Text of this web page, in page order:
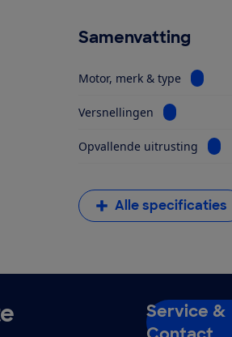
Samenvatting
Motor, merk & type Bekijk
Versnellingen Bekijk
Opvallende uitrusting
Alle specificaties
Service &